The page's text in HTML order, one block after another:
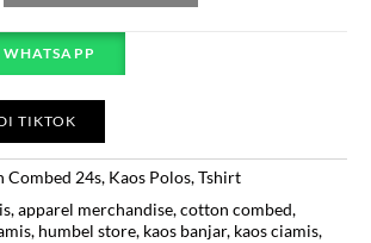
TIKTOK
Combed 24s, Kaos Polos,Tshirt
,apparel merchandise,cotton combed,
, humbel store, kaos banjar, kaos ciamis,